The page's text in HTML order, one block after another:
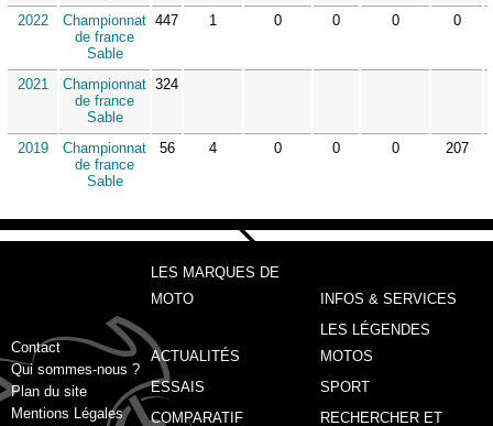
2022
Championnat
de france
Sable
447 1 0 0 0 0
2021
Championnat
de france
Sable
324
2019
Championnat
de france
Sable
56 4 0 0 0 207
Contact
Qui sommes-nous ?
Plan du site
Mentions Légales
LES MARQUES DE
MOTO
INFOS & SERVICES
ACTUALITÉS
LES LÉGENDES
MOTOS
ESSAIS
SPORT
COMPARATIF
RECHERCHER ET